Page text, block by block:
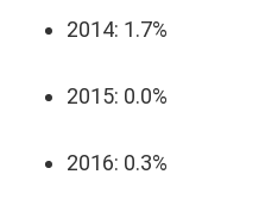
2014: 1.7%
2015: 0.0%
2016: 0.3%